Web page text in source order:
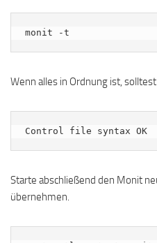
monit -t
Wenn alles in Ordnung ist,
Starte abschließend den Monit
übernehmen.